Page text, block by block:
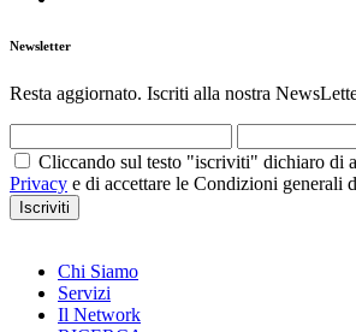
Newsletter
Resta aggiornato. Iscriti alla nostra
Cliccando sul testo "iscriviti" dichiaro di
Privacy e di accettare le Condizioni generali
Iscriviti
Chi Siamo
Servizi
Il Network